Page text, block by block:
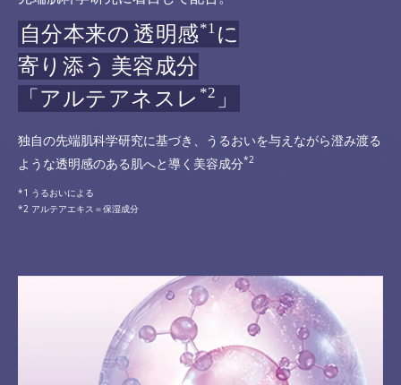
自分本来の 透明感*1 に
寄り添う 美容成分
「アルテアネスレ *2 」
独自の先端肌科学研究に基づき、うるおいを与えながら澄み渡る
ような透明感のある肌へと導く美容成分*2
うるおいによる
アルテアエキス＝保湿成分